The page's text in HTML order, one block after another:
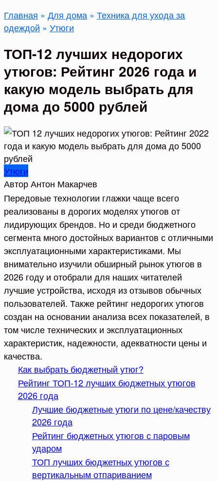
Главная » Для дома » Техника для ухода за
одеждой » Утюги
ТОП-12 лучших недорогих
утюгов: Рейтинг 2026 года и
какую модель выбрать для
дома до 5000 рублей
Утюги
АвторАнтон Макарчев
Передовые технологии глажки чаще всего
реализованы в дорогих моделях утюгов от
лидирующих брендов. Но и среди бюджетного
сегмента много достойных вариантов с отличными
эксплуатационными характеристиками. Мы
внимательно изучили обширный рынок утюгов в
2026 году и отобрали для наших читателей
лучшие устройства, исходя из отзывов обычных
пользователей. Также рейтинг недорогих утюгов
создан на основании анализа всех показателей, в
том числе технических и эксплуатационных
характеристик, надежности, адекватности цены и
качества.
Как выбрать бюджетный утюг?
Рейтинг ТОП-12 лучших бюджетных утюгов
2026 года
Лучшие бюджетные утюги по цене/качеству
2026 года
Рейтинг бюджетных утюгов с паровым
ударом
ТОП лучших бюджетных утюгов с
вертикальным отпариванием